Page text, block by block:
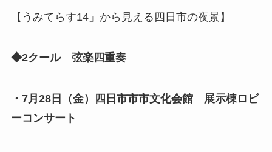
【うみてらす14」から見える四日市の夜景】
◆2クール 弦楽四重奏
・7月28日（金）四日市市市文化会館 展示棟ロビ
ーコンサート